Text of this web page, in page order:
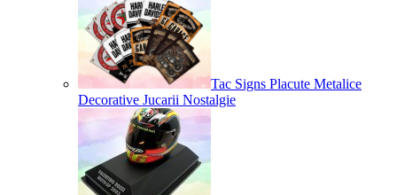
Tac Signs Placute Metalice
Decorative Jucarii Nostalgie